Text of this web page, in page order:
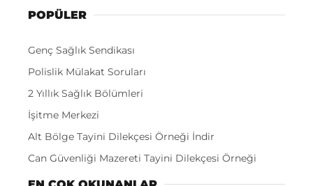
POPÜLER
Genç Sağlık Sendikası
Polislik Mülakat Soruları
2 Yıllık Sağlık Bölümleri
İşitme Merkezi
Alt Bölge Tayini Dilekçesi Örneği İndir
Can Güvenliği Mazereti Tayini Dilekçesi Örneği